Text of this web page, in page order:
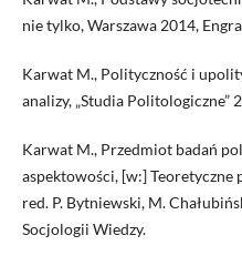
nie tylko, Warszawa 2014,
Karwat M., Polityczność i
analizy, „Studia
Karwat M., Przedmiot badań
aspektowości, [w:] Teoretyczne
red. P. Bytniewski, M.
Socjologii Wiedzy.